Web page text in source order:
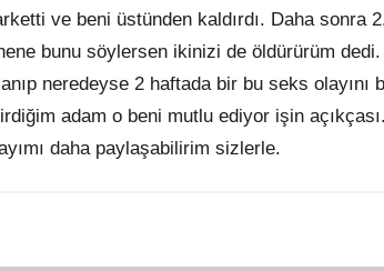
ve beni üstünden kaldırdı. Daha sonra
bunu söylersen ikinizi de öldürürüm
neredeyse 2 haftada bir bu seks olayını
adam o beni mutlu ediyor işin
daha paylaşabilirim sizlerle.